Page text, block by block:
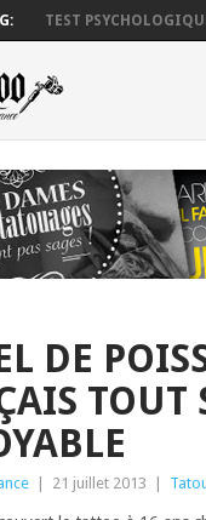
TEST
DE
21 juillet 2013